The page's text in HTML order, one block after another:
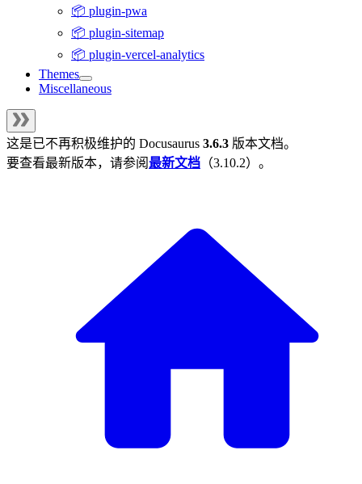
📦 plugin-pwa
📦 plugin-sitemap
📦 plugin-vercel-analytics
Themes
Miscellaneous
这是已不再积极维护的 Docusaurus 3.6.3 版本文档。
要查看最新版本，请参阅最新文档 （3.10.2）。